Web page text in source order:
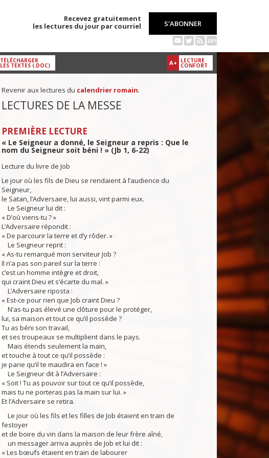
Recevez gratuitement
les lectures du jour par courriel
S'ABONNER
API
A+ LECTURE
CONFORT
TÉLÉCHARGER
LES TEXTES (.DOC)
Revenir aux lectures du calendrier romain.
LECTURES DE LA MESSE
PREMIÈRE LECTURE
« Le Seigneur a donné, le Seigneur a repris : Que le
nom du Seigneur soit béni ! » (Jb 1, 6-22)
Lecture du livre de Job
Le jour où les fils de Dieu se rendaient à l’audience du
Seigneur,
le Satan, l’Adversaire, lui aussi, vint parmi eux.
Le Seigneur lui dit :
« D’où viens-tu ? »
L’Adversaire répondit :
« De parcourir la terre et d’y rôder. »
Le Seigneur reprit :
« As-tu remarqué mon serviteur Job ?
Il n’a pas son pareil sur la terre :
c’est un homme intègre et droit,
qui craint Dieu et s’écarte du mal. »
L’Adversaire riposta :
« Est-ce pour rien que Job craint Dieu ?
N’as-tu pas élevé une clôture pour le protéger,
lui, sa maison et tout ce qu’il possède ?
Tu as béni son travail,
et ses troupeaux se multiplient dans le pays.
Mais étends seulement la main,
et touche à tout ce qu’il possède :
je parie qu’il te maudira en face ! »
Le Seigneur dit à l’Adversaire :
« Soit ! Tu as pouvoir sur tout ce qu’il possède,
mais tu ne porteras pas la main sur lui. »
Et l’Adversaire se retira.
Le jour où les fils et les filles de Job étaient en train de
festoyer
et de boire du vin dans la maison de leur frère aîné,
un messager arriva auprès de Job et lui dit :
« Les bœufs étaient en train de labourer